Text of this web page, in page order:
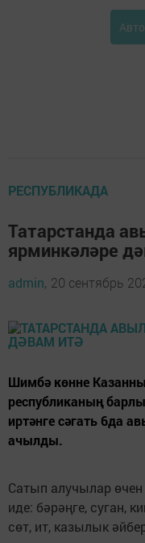
РЕСПУБЛИКАДА
Татарстанда
ярминкәләре
admin, 20 сентябрь
Шимбә көнне
республиканың
иртәнге сәгать 6да
ачылды.
Сатып алучылар өчен
иде: бәрәңге, суган,
сөт, ит, казылык